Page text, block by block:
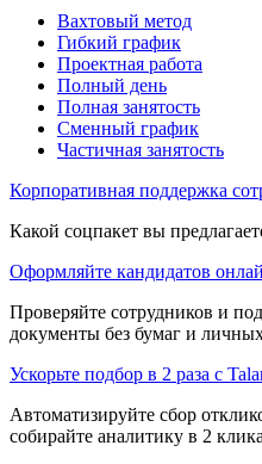
Вахтовый метод
Гибкий график
Проектная работа
Полный день
Полная занятость
Сменный график
Частичная занятость
Корпоративная поддержка
Какой соцпакет вы
Оформляйте кандидатов
Проверяйте сотрудников и
документы без бумаг и
Ускорьте подбор в 2 раза с
Автоматизируйте сбор
собирайте аналитику в 2 клика